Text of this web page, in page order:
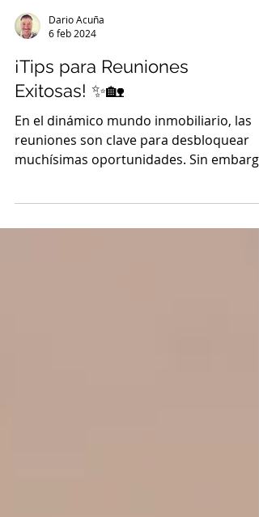
Dario Acuña
6 feb 2024
¡Tips para Reuniones
Exitosas! ✨🏡
reuniones son clave para desbloquear
muchísimas oportunidades. Sin